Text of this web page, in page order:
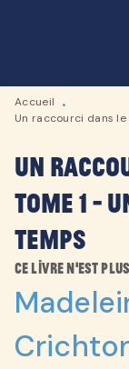
Accueil
•
Un raccourci dans
Un
Tome 1 -
temps
Ce livre n'est